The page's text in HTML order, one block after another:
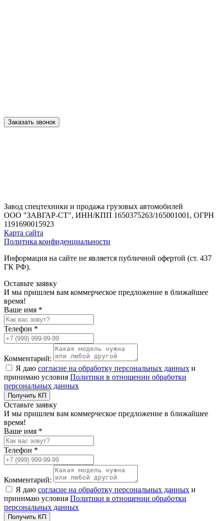
Заказать звонок
Завод спецтехники и продажа грузовых автомобилей
ООО "ЗАВГАР-СТ", ИНН/КПП 1650375263/165001001, ОГРН
1191690015923
Карта сайта
Политика конфиденциальности
Информация на сайте не является публичной офертой (ст. 437
ГК РФ).
Оставьте заявку
И мы пришлем вам коммерческое предложение в ближайшее
время!
Ваше имя *
Телефон *
Комментарий:
Я даю согласие на обработку персональных данных и
принимаю условия Политики в отношении обработки
персональных данных
Получить КП
Оставьте заявку
И мы пришлем вам коммерческое предложение в ближайшее
время!
Ваше имя *
Телефон *
Комментарий:
Я даю согласие на обработку персональных данных и
принимаю условия Политики в отношении обработки
персональных данных
Получить КП